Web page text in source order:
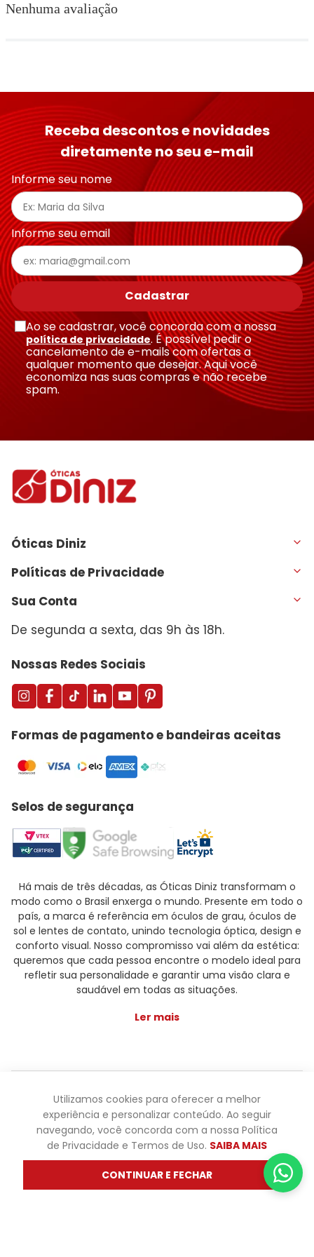
Nenhuma avaliação
Receba descontos e novidades
diretamente no seu e-mail
Informe seu nome
Informe seu email
Cadastrar
Ao se cadastrar, você concorda com a nossa
política de privacidade. É possível pedir o
cancelamento de e-mails com ofertas a
qualquer momento que desejar. Aqui você
economiza nas suas compras e não recebe
spam.
Óticas Diniz
Políticas de Privacidade
Sua Conta
De segunda a sexta, das 9h às 18h.
Nossas Redes Sociais
Formas de pagamento e bandeiras aceitas
Selos de segurança
Há mais de três décadas, as Óticas Diniz transformam o
modo como o Brasil enxerga o mundo. Presente em todo o
país, a marca é referência em óculos de grau, óculos de
sol e lentes de contato, unindo tecnologia óptica, design e
conforto visual. Nosso compromisso vai além da estética:
queremos que cada pessoa encontre o modelo ideal para
refletir sua personalidade e garantir uma visão clara e
saudável em todas as situações.
Ler mais
Óticas Diniz ® - Todos os direitos reservados - Os preços e
promoções são válidas apenas para produtos vendidos
pela oticasdiniz.com.br. Os preços de lojas físicas podem
variar. Não fazemos trocas em lojas físicas, apenas pelo
atendimento.
Utilizamos cookies para oferecer a melhor
experiência e personalizar conteúdo. Ao seguir
navegando, você concorda com a nossa Política
de Privacidade e Termos de Uso. SAIBA MAIS
CONTINUAR E FECHAR